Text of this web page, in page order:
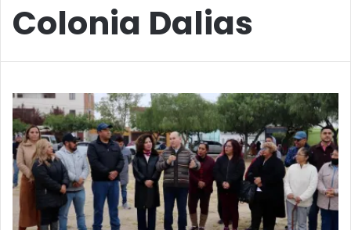
Colonia Dalias